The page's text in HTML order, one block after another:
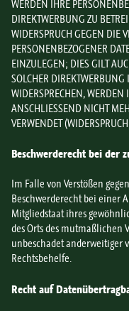
WERDEN IHRE
DIREKTWERBUNG ZU
WIDERSPRUCH GEGEN DIE
PERSONENBEZOGENER
EINZULEGEN; DIES GILT
SOLCHER
WIDERSPRECHEN,
ANSCHLIESSEND NICHT
VERWENDET
Beschwerderecht bei der
Im Falle von Verstößen
Beschwerderecht bei einer
Mitgliedstaat ihres
des Orts des mutmaßlichen
unbeschadet
Rechtsbehelfe.
Recht auf